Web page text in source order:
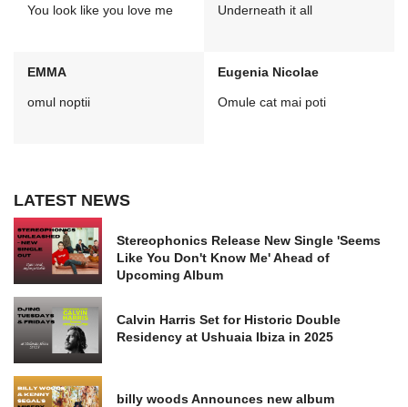
You look like you love me Underneath it all
EMMA
omul noptii
Eugenia Nicolae
Omule cat mai poti
LATEST NEWS
Stereophonics Release New Single 'Seems
Like You Don't Know Me' Ahead of
Upcoming Album
Calvin Harris Set for Historic Double
Residency at Ushuaia Ibiza in 2025
billy woods Announces new album